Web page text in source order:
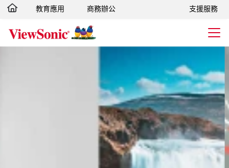
轉跳至主要內容
教育應用 商務辦公 支援服務